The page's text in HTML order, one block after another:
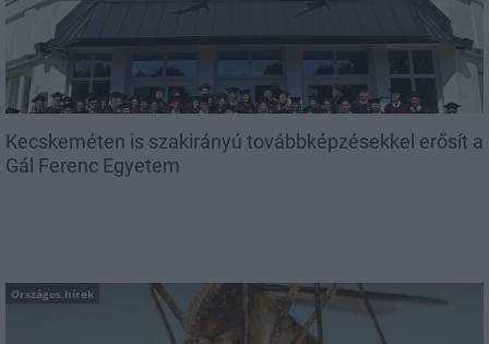
Kecskeméten is szakirányú továbbképzésekkel erősít a
Gál Ferenc Egyetem
Országos hírek